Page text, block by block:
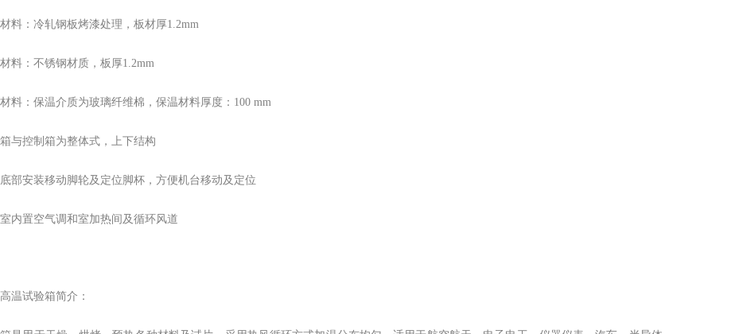
料：冷轧钢板烤漆处理，板材厚1.2mm
料：不锈钢材质，板厚1.2mm
料：保温介质为玻璃纤维棉，保温材料厚度：100 mm
与控制箱为整体式，上下结构
部安装移动脚轮及定位脚杯，方便机台移动及定位
内置空气调和室加热间及循环风道
高温试验箱简介：